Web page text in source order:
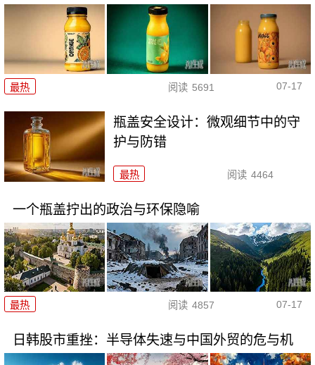
最热 阅读 5691 07-17
瓶盖安全设计：微观细节中的守
护与防错
最热 阅读 4464
一个瓶盖拧出的政治与环保隐喻
最热 阅读 4857 07-17
日韩股市重挫：半导体失速与中国外贸的危与机